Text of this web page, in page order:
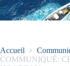
Accueil
COMMUNIQUÉ: